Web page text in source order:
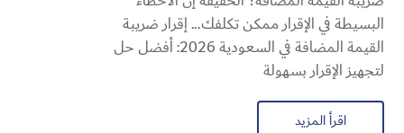
البسيطة في الإقرار ممكن تكلفك... إقرار ضريبة
القيمة المضافة في السعودية 2026: أفضل حل
لتجهيز الإقرار بسهولة
اقرأ المزيد